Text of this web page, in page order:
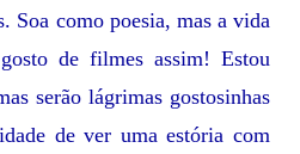
Soa como poesia, mas a vida
de filmes assim! Estou
serão lágrimas gostosinhas
de ver uma estória com